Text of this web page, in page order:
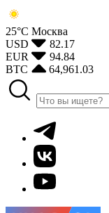
25°С Москва
USD
82.17
EUR
94.84
BTC
64,961.03